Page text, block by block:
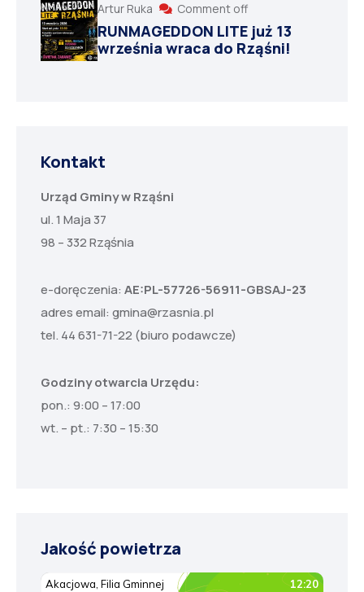
Artur Ruka Comment off
RUNMAGEDDON LITE już 13
września wraca do Rząśni!
Kontakt
Urząd Gminy w Rząśni
ul. 1 Maja 37
98 – 332 Rząśnia
e-doręczenia: AE:PL-57726-56911-GBSAJ-23
adres email: gmina@rzasnia.pl
tel. 44 631-71-22 (biuro podawcze)
Godziny otwarcia Urzędu:
pon.: 9:00 – 17:00
wt. – pt.: 7:30 – 15:30
Jakość powietrza